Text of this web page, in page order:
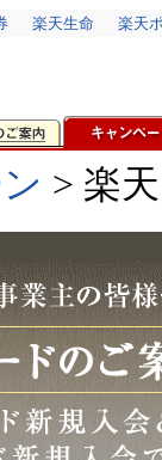
楽天生命 楽天
> 楽